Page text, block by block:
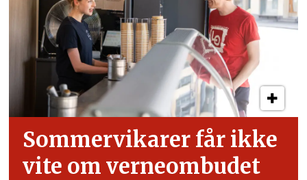
Sommervikarer får ikke
vite om verneombudet